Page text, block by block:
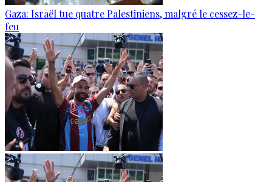
Gaza: Israël tue quatre Palestiniens, malgré le cessez-le-
feu